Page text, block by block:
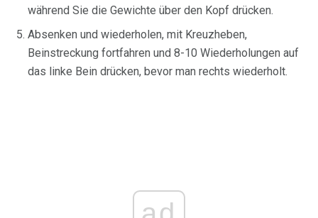
während Sie die Gewichte über den Kopf drücken.
Absenken und wiederholen, mit Kreuzheben,
Beinstreckung fortfahren und 8-10 Wiederholungen auf
das linke Bein drücken, bevor man rechts wiederholt.